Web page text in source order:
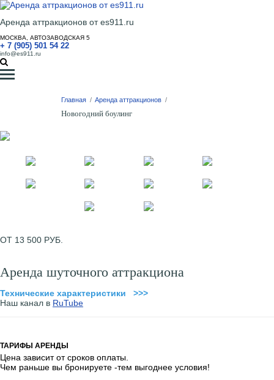
Аренда аттракционов от es911.ru
МОСКВА, АВТОЗАВОДСКАЯ 5
+ 7 (905) 501 54 22
info@es911.ru
Главная / Аренда аттракционов /
Новогодний боулинг
ОТ 13 500 РУБ.
Аренда шуточного аттракциона
Технические характеристики >>>
Наш канал в RuTube
ТАРИФЫ АРЕНДЫ
Цена зависит от сроков оплаты.
Чем раньше вы бронируете -тем выгоднее условия!